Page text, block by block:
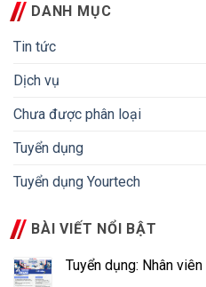
DANH MỤC
Tin tức
Dịch vụ
Chưa được phân loại
Tuyển dụng
Tuyển dụng Yourtech
BÀI VIẾT NỔI BẬT
Tuyển dụng: Nhân viên